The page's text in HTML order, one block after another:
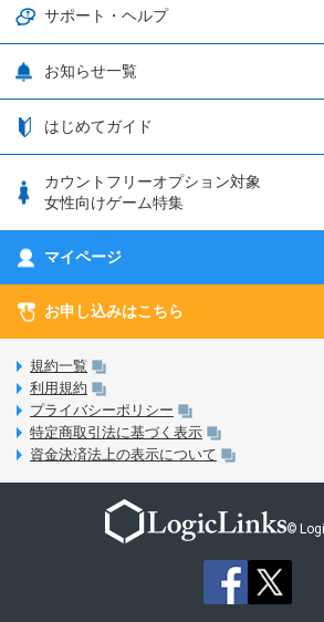
通信エリアと通信速度状況
つながる端末保証
フィルタリングアプリ
5G回線オプションについて
LINE年齢認証について
LinksStoreについて
ウマ娘 プリティーダービー
プリンセスコネクト！Re:Dive
釣り★スタ
ウマスクについて
日割り計算
OPPO端末購入キャンペーン第5弾
端末・アクセサリ
iPhone利用について
動作確認済み端末一覧
サポート・ヘルプ
サポート・ヘルプ
nanoSIM･microSIM･通常SIMの初期設
eSIMの初期設定方法
MVNOのギモンを解消！
3Dセキュアについて
未成年者の方のご契約
通信制限について
動作確認済み端末一覧
お知らせ一覧
お知らせ一覧
はじめてガイド
はじめてガイド
SIMサービスについて
SIMロック解除ガイド
LinksMateのサービスについて
LPについて
おすすめプラン
お申し込み方法
カウントフリーオプション対象
女性向けゲーム特集
刀剣乱舞-ONLINE- Pocket
あんさんぶるスターズ！！Music
マイページ
お申し込みはこちら
規約一覧
利用規約
プライバシーポリシー
特定商取引法に基づく表示
資金決済法上の表示について
©